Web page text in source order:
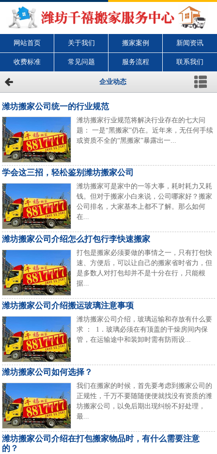
网站首页 关于我们 搬家案例 新闻资讯
收费标准 常见问题 服务流程 联系我们
企业动态
潍坊搬家公司统一的行业规范
潍坊搬家行业规范将解决行业存在的七大问
题： 一是“黑搬家”仍在。近年来，无任何手续
或资质不全的“黑搬家”暴露出一...
学会这三招，轻松鉴别潍坊搬家公司
潍坊搬家可是家中的一等大事，耗时耗力又耗
钱。但对于搬家小白来说，公司哪家好？搬家
公司排名，大家基本上都不了解。那么如何
在...
潍坊搬家公司介绍怎么打包行李快速搬家
打包是搬家必须要做的事情之一，只有打包快
速、方便后，可以让自己的搬家省时省力，但
是多数人对打包却并不是十分在行，只能根
据...
潍坊搬家公司介绍搬运玻璃注意事项
潍坊搬家公司介绍，玻璃运输和存放有什么要
求 ： 1．玻璃必须在有顶盖的干燥房间内保
管，在运输途中和装卸时需有防雨设...
潍坊搬家公司如何选择？
我们在搬家的时候，首先要考虑到搬家公司的
正规性，千万不要随随便便就找没有资质的潍
坊搬家公司，以免后期出现纠纷不好处理，
最...
潍坊搬家公司介绍在打包搬家物品时，有什么需要注意
的？